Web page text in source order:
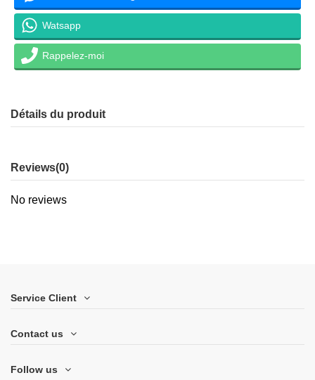
Watsapp
Rappelez-moi
Détails du produit
Reviews(0)
No reviews
Service Client
Contact us
Follow us